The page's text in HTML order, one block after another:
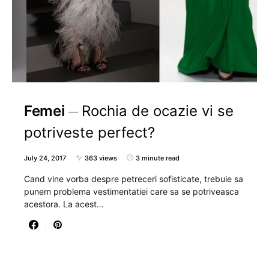
Femei
Rochia de ocazie vi se
potriveste perfect?
July 24, 2017 363 views 3 minute read
Cand vine vorba despre petreceri sofisticate, trebuie sa
punem problema vestimentatiei care sa se potriveasca
acestora. La acest…